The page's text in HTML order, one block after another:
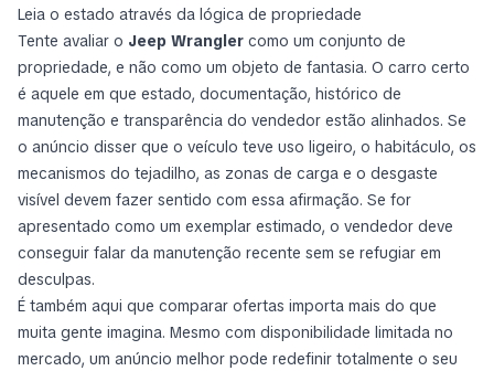
Leia o estado através da lógica de propriedade
Tente avaliar o Jeep Wrangler como um conjunto de
propriedade, e não como um objeto de fantasia. O carro certo
é aquele em que estado, documentação, histórico de
manutenção e transparência do vendedor estão alinhados. Se
o anúncio disser que o veículo teve uso ligeiro, o habitáculo, os
mecanismos do tejadilho, as zonas de carga e o desgaste
visível devem fazer sentido com essa afirmação. Se for
apresentado como um exemplar estimado, o vendedor deve
conseguir falar da manutenção recente sem se refugiar em
desculpas.
É também aqui que comparar ofertas importa mais do que
muita gente imagina. Mesmo com disponibilidade limitada no
mercado, um anúncio melhor pode redefinir totalmente o seu